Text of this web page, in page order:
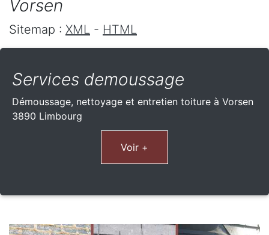
Vorsen
Sitemap : XML - HTML
Services demoussage
Démoussage, nettoyage et entretien toiture à Vorsen
3890 Limbourg
Voir +